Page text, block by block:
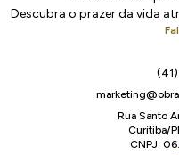
Descubra o prazer da vida
Rua Santo
Curitiba/
CNPJ: